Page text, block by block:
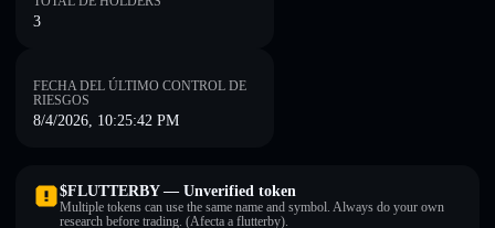
3
FECHA DEL ÚLTIMO CONTROL DE
RIESGOS
8/4/2026, 10:25:42 PM
$FLUTTERBY — Unverified token
Multiple tokens can use the same name and symbol. Always do your own
research before trading. (Afecta a flutterby).